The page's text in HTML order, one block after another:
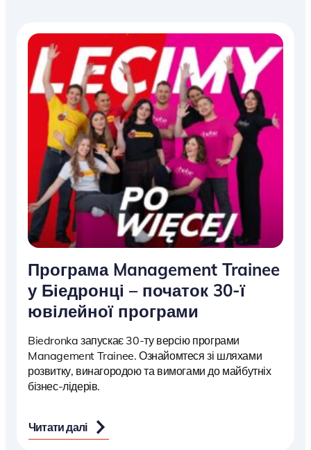
Програма Management Trainee
у Біедронці – початок 30-ї
ювілейної програми
Biedronka запускає 30-ту версію програми
Management Trainee. Ознайомтеся зі шляхами
розвитку, винагородою та вимогами до майбутніх
бізнес-лідерів.
Читати далі